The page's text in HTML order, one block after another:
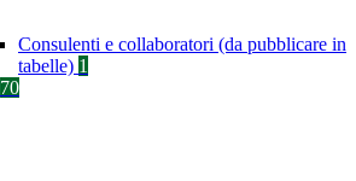
Consulenti e collaboratori (da pubblicare in
tabelle) 1
70